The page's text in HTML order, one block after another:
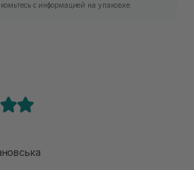
с информацией на упаковке.